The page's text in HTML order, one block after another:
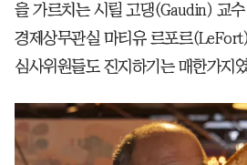
을 가르치는 시릴 고댕(Gaudin) 교
경제상무관실 마티유 르포르
심사위원들도 진지하기는 매한가지